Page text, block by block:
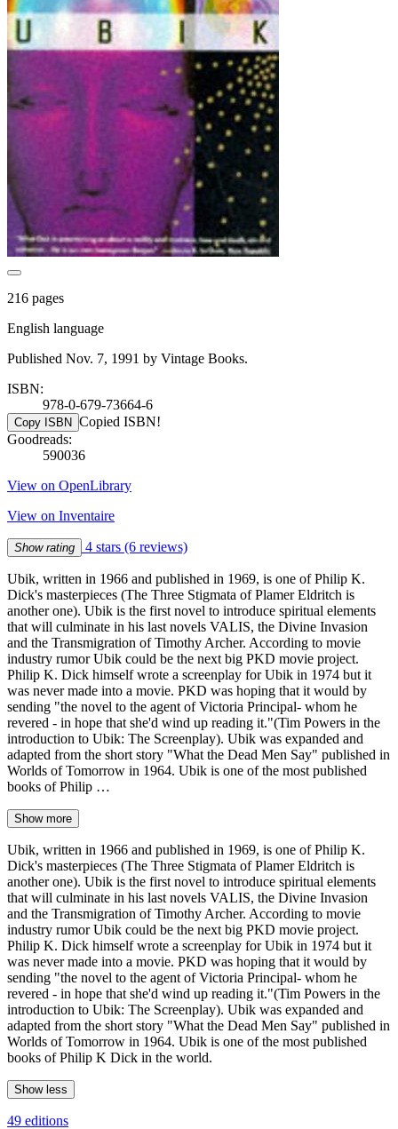
216 pages
English language
Published Nov. 7, 1991 by Vintage Books.
ISBN:
978-0-679-73664-6
Copy ISBN Copied ISBN!
Goodreads:
590036
View on OpenLibrary
View on Inventaire
Show rating 4 stars (6 reviews)
Ubik, written in 1966 and published in 1969, is one of Philip K.
Dick's masterpieces (The Three Stigmata of Plamer Eldritch is
another one). Ubik is the first novel to introduce spiritual elements
that will culminate in his last novels VALIS, the Divine Invasion
and the Transmigration of Timothy Archer. According to movie
industry rumor Ubik could be the next big PKD movie project.
Philip K. Dick himself wrote a screenplay for Ubik in 1974 but it
was never made into a movie. PKD was hoping that it would by
sending "the novel to the agent of Victoria Principal- whom he
revered - in hope that she'd wind up reading it."(Tim Powers in the
introduction to Ubik: The Screenplay). Ubik was expanded and
adapted from the short story "What the Dead Men Say" published in
Worlds of Tomorrow in 1964. Ubik is one of the most published
books of Philip …
Show more
Ubik, written in 1966 and published in 1969, is one of Philip K.
Dick's masterpieces (The Three Stigmata of Plamer Eldritch is
another one). Ubik is the first novel to introduce spiritual elements
that will culminate in his last novels VALIS, the Divine Invasion
and the Transmigration of Timothy Archer. According to movie
industry rumor Ubik could be the next big PKD movie project.
Philip K. Dick himself wrote a screenplay for Ubik in 1974 but it
was never made into a movie. PKD was hoping that it would by
sending "the novel to the agent of Victoria Principal- whom he
revered - in hope that she'd wind up reading it."(Tim Powers in the
introduction to Ubik: The Screenplay). Ubik was expanded and
adapted from the short story "What the Dead Men Say" published in
Worlds of Tomorrow in 1964. Ubik is one of the most published
books of Philip K Dick in the world.
Show less
49 editions